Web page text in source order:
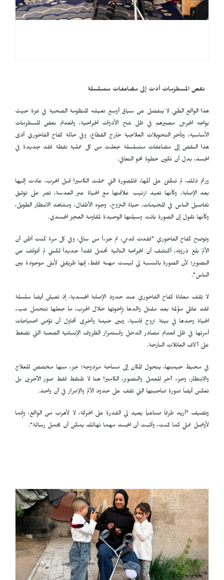
نقص المستلزمات أدت إلى مضاعفات متسلسلة
هذا الواقع الطبي لا ينفصل عن سياق أوسع تعيشه المنظومة الصحية في غزة حيث
يواجه الجرحى مصيرهم في ظل شح الأدوات الجراحية، وانعدام بعض المستلزمات
الأساسية، وتأخر التحويلات العلاجية خارج القطاع، وفي حالة كفاح الفاخوري أدى
هذا النقص إلى مضاعفات متسلسلة جعلت من كل عملية نقطة فقد جديدة في
الجسد، بدل أن تكون خطوة نحو التعافي.
ورغم ذلك، لم تنكفئ على ألمها، فالمصورة التي حملت الكاميرا قبل الحرب، عادت إليها
بعد الإصابة، وكأنها تعيد ترتيب علاقتها مع الحياة عبر العدسة، تصر على توثيق
تفاصيل الناس في المخيمات، حياة النزوح، وجوه الأطفال، ومشاهد الانتظار الطويل،
وكأنها تقول إن الصورة باتت وسيلتها الوحيدة لمقاومة العجز الجسدي.
وتوضح كفاح الفاخوري "فقدت قدمي، ثم جزءاً من ساقي، وفي كل مرة كنت أظن أن
الألم بلغ ذروته، أكتشف أن الجراحة التالية تحمل فقداً جديداً لكنني لم أتوقف عن
التصوير؛ لأن الصورة بالنسبة لي ليست مهنة فقط، إنها طريقتي لأبقى موجودة بين
الناس".
لا تقف معاناة كفاح الفاخوري عند حدود الإصابة الجسدية، إذ تعيش أيضاً سلسلة
فقد عائلي مؤلمة بعد مقتل والدها وإخوتها خلال الحرب، ما جعلها تتحمل عبء
الحياة وحدها في بيئة نزوح قاسية، وبين خيمة وأخرى تحاول أن تؤمّن احتياجات
أسرتها في ظل انعدام مصادر الدخل واستمرار الظروف الإنسانية الصعبة التي تضغط
على آلاف العائلات النازحة.
في محيط خيمتها، يتحول المكان إلى مساحة مزدوجة؛ جزء منها مخصص للعلاج
والانتظار، وجزء آخر للعمل والتصوير، الكاميرا هنا لا تلتقط فقط صور الآخرين بل
تعكس أيضاً صورة صاحبتها التي تقف على حدود الألم والإصرار في آن واحد.
وتضيف "أريد طرفاً صناعياً يعيد لي القدرة على الحركة، لا لأهرب من الواقع، وإنما
لأواصل عملي كما كنت، وأثبت أن الجسد مهما تهالك يمكن أن يحمل رسالة".